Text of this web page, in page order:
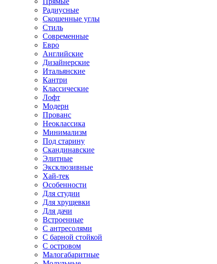
Радиусные
Скошенные углы
Стиль
Современные
Евро
Английские
Дизайнерские
Итальянские
Кантри
Классические
Лофт
Модерн
Прованс
Неоклассика
Минимализм
Под старину
Скандинавские
Элитные
Эксклюзивные
Хай-тек
Особенности
Для студии
Для хрущевки
Для дачи
Встроенные
С антресолями
С барной стойкой
С островом
Малогабаритные